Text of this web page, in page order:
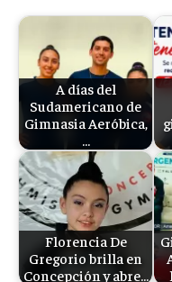
A días del
Sudamericano de
Gimnasia Aeróbica,
…
Florencia De
Gregorio brilla en
Concepción y abre…